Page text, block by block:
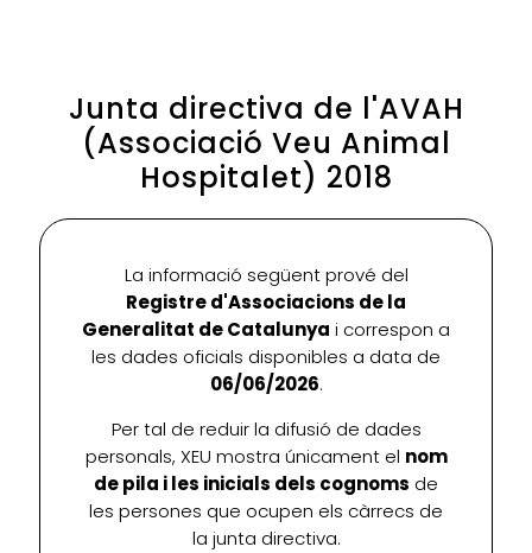
Junta directiva de l'AVAH
(Associació Veu Animal
Hospitalet) 2018
La informació següent prové del
Registre d'Associacions de la
Generalitat de Catalunya i correspon a
les dades oficials disponibles a data de
06/06/2026.
Per tal de reduir la difusió de dades
personals, XEU mostra únicament el nom
de pila i les inicials dels cognoms de
les persones que ocupen els càrrecs de
la junta directiva.